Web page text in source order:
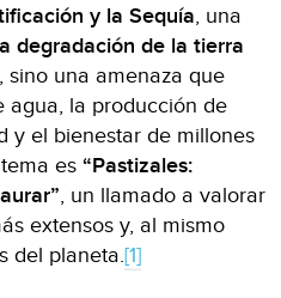
y la Sequía, una
degradación de la tierra
, sino una amenaza que
agua, la producción de
y el bienestar de millones
es“Pastizales:
, un llamado a valorar
extensos y, al mismo
del planeta.[1]